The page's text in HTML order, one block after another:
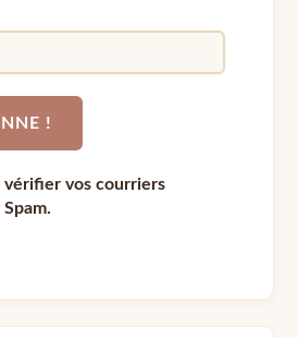
vérifier vos courriers